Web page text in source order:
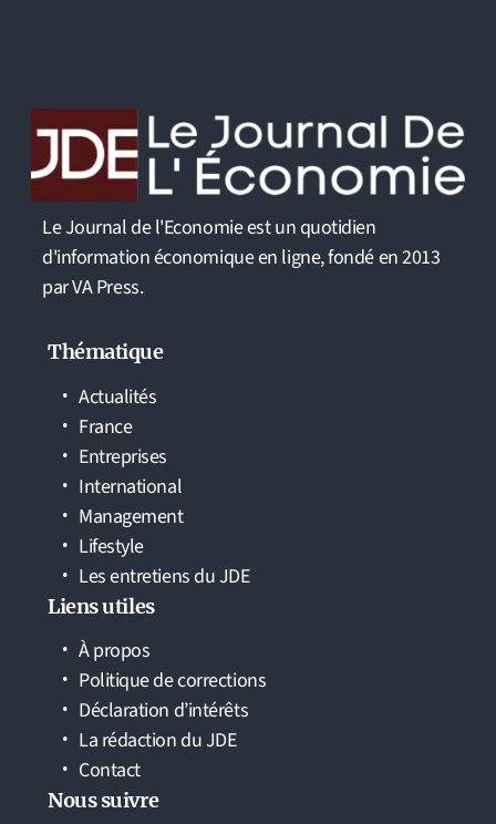
Le Journal de l'Economie est un quotidien
d'information économique en ligne, fondé en 2013
par VA Press.
Thématique
Actualités
France
Entreprises
International
Management
Lifestyle
Les entretiens du JDE
Liens utiles
À propos
Politique de corrections
Déclaration d’intérêts
La rédaction du JDE
Contact
Nous suivre